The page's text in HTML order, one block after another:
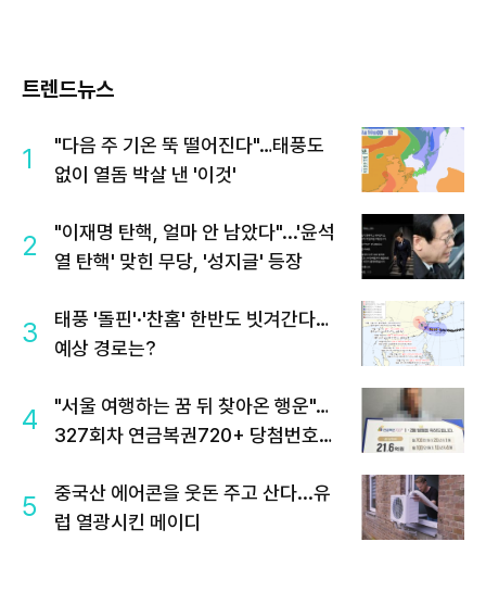
트렌드뉴스
1
"다음 주 기온 뚝 떨어진다"…태풍도
없이 열돔 박살 낸 '이것'
2
"이재명 탄핵, 얼마 안 남았다"...'윤석
열 탄핵' 맞힌 무당, '성지글' 등장
3
태풍 '돌핀'·'찬홈' 한반도 빗겨간다…
예상 경로는?
4
"서울 여행하는 꿈 뒤 찾아온 행운"…
327회차 연금복권720+ 당첨번호조
5
중국산 에어콘을 웃돈 주고 산다...유
럽 열광시킨 메이디